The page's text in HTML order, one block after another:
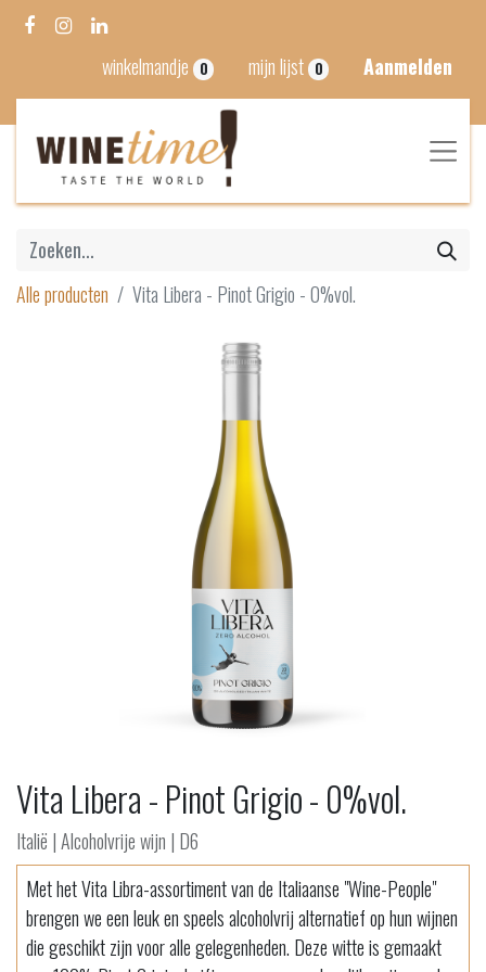
winkelmandje 0 mijn lijst 0 Aanmelden
Alle producten Vita Libera - Pinot Grigio - 0%vol.
Vita Libera - Pinot Grigio - 0%vol.
Italië | Alcoholvrije wijn | D6
Met het Vita Libra-assortiment van de Italiaanse "Wine-People"
brengen we een leuk en speels alcoholvrij alternatief op hun wijnen
die geschikt zijn voor alle gelegenheden. Deze witte is gemaakt